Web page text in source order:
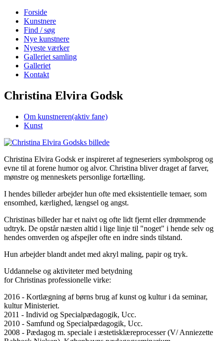
Forside
Kunstnere
Find / søg
Nye kunstnere
Nyeste værker
Galleriet samling
Galleriet
Kontakt
Christina Elvira Godsk
Om kunstneren(aktiv fane)
Kunst
Christina Elvira Godsk er inspireret af tegneseriers symbolsprog og
evne til at forene humor og alvor. Christina bliver draget af farver,
mønstre og menneskets personlige fortælling.
I hendes billeder arbejder hun ofte med eksistentielle temaer, som
ensomhed, kærlighed, længsel og angst.
Christinas billeder har et naivt og ofte lidt fjernt eller drømmende
udtryk. De opstår næsten altid i lige linje til "noget" i hende selv og
hendes omverden og afspejler ofte en indre sinds tilstand.
Hun arbejder blandt andet med akryl maling, papir og tryk.
Uddannelse og aktiviteter med betydning
for Christinas professionelle virke:
2016 - Kortlægning af børns brug af kunst og kultur i da seminar,
kultur Ministeriet.
2011 - Individ og Specialpædagogik, Ucc.
2010 - Samfund og Specialpædagogik, Ucc.
2008 - Pædagog m. speciale i æstetisklæreprocesser (V/ Anniezette